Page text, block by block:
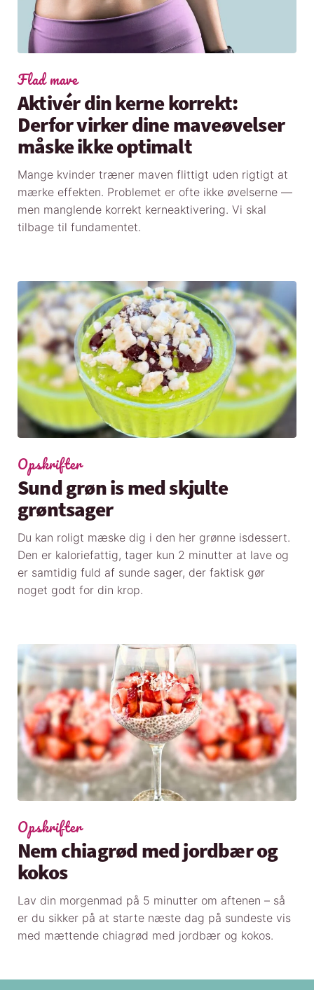
Flad mave
Aktivér din kerne korrekt:
Derfor virker dine maveøvelser
måske ikke optimalt
Mange kvinder træner maven flittigt uden rigtigt at
mærke effekten. Problemet er ofte ikke øvelserne —
men manglende korrekt kerneaktivering. Vi skal
tilbage til fundamentet.
Opskrifter
Sund grøn is med skjulte
grøntsager
Du kan roligt mæske dig i den her grønne isdessert.
Den er kaloriefattig, tager kun 2 minutter at lave og
er samtidig fuld af sunde sager, der faktisk gør
noget godt for din krop.
Opskrifter
Nem chiagrød med jordbær og
kokos
Lav din morgenmad på 5 minutter om aftenen – så
er du sikker på at starte næste dag på sundeste vis
med mættende chiagrød med jordbær og kokos.